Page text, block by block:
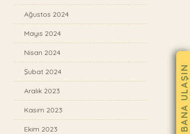
Ağustos 2024
Mayıs 2024
Nisan 2024
Şubat 2024
Aralık 2023
Kasım 2023
Ekim 2023 BANA ULAŞIN